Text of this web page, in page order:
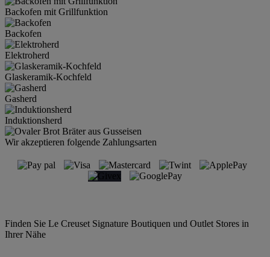
Backofen mit Grillfunktion
Backofen
Elektroherd
Glaskeramik-Kochfeld
Gasherd
Induktionsherd
Wir akzeptieren folgende Zahlungsarten
Finden Sie Le Creuset Signature Boutiquen und Outlet Stores in
Ihrer Nähe